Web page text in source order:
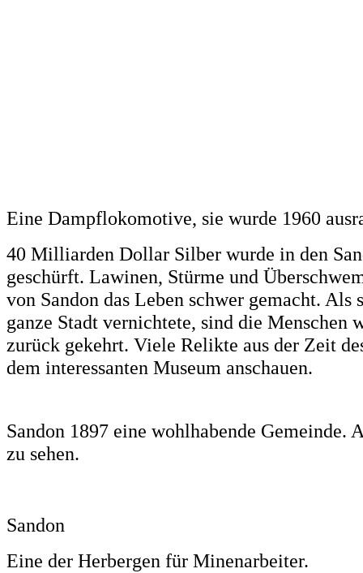
Eine Dampflokomotive, sie wurde 1960
40 Milliarden Dollar Silber wurde in den
geschürft. Lawinen, Stürme und
von Sandon das Leben schwer gemacht. Als
ganze Stadt vernichtete, sind die Menschen
zurück gekehrt. Viele Relikte aus der Zeit
dem interessanten Museum anschauen.
Sandon 1897 eine wohlhabende
zu sehen.
Sandon
Eine der Herbergen für Minenarbeiter.